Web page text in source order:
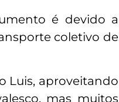
é devido a
coletivo de
Luis, aproveitando
mas muitos